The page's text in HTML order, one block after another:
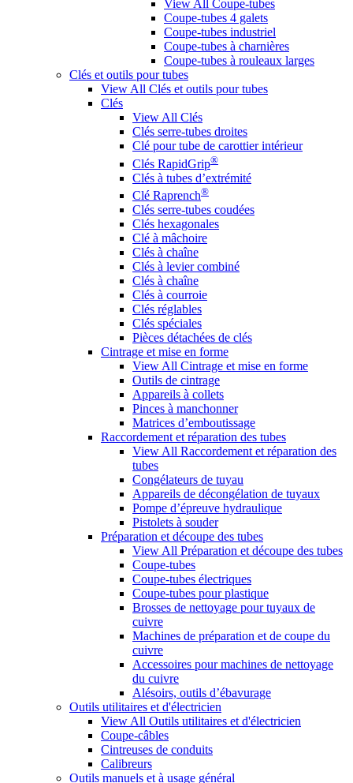
View All Coupe-tubes
Coupe-tubes 4 galets
Coupe-tubes industriel
Coupe-tubes à charnières
Coupe-tubes à rouleaux larges
Clés et outils pour tubes
View All Clés et outils pour tubes
Clés
View All Clés
Clés serre-tubes droites
Clé pour tube de carottier intérieur
Clés RapidGrip®
Clés à tubes d’extrémité
Clé Raprench®
Clés serre-tubes coudées
Clés hexagonales
Clé à mâchoire
Clés à chaîne
Clés à levier combiné
Clés à chaîne
Clés à courroie
Clés réglables
Clés spéciales
Pièces détachées de clés
Cintrage et mise en forme
View All Cintrage et mise en forme
Outils de cintrage
Appareils à collets
Pinces à manchonner
Matrices d’emboutissage
Raccordement et réparation des tubes
View All Raccordement et réparation des
tubes
Congélateurs de tuyau
Appareils de décongélation de tuyaux
Pompe d’épreuve hydraulique
Pistolets à souder
Préparation et découpe des tubes
View All Préparation et découpe des tubes
Coupe-tubes
Coupe-tubes électriques
Coupe-tubes pour plastique
Brosses de nettoyage pour tuyaux de
cuivre
Machines de préparation et de coupe du
cuivre
Accessoires pour machines de nettoyage
du cuivre
Alésoirs, outils d’ébavurage
Outils utilitaires et d'électricien
View All Outils utilitaires et d'électricien
Coupe-câbles
Cintreuses de conduits
Calibreurs
Outils manuels et à usage général